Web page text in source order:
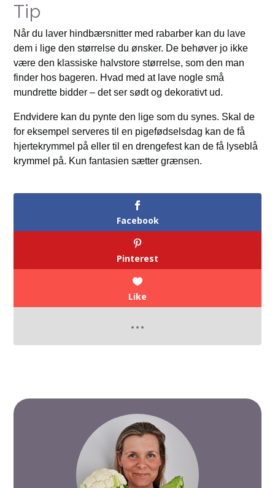
Tip
Når du laver hindbærsnitter med rabarber kan du lave
dem i lige den størrelse du ønsker. De behøver jo ikke
være den klassiske halvstore størrelse, som den man
finder hos bageren. Hvad med at lave nogle små
mundrette bidder – det ser sødt og dekorativt ud.
Endvidere kan du pynte den lige som du synes. Skal de
for eksempel serveres til en pigefødselsdag kan de få
hjertekrymmel på eller til en drengefest kan de få lyseblå
krymmel på. Kun fantasien sætter grænsen.
Facebook
Pinterest
Like